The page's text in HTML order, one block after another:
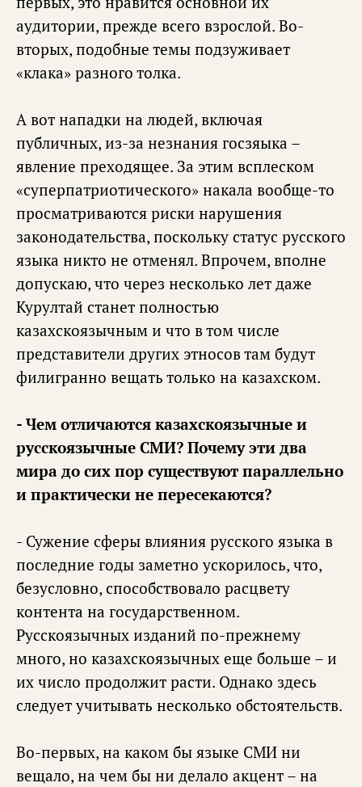
аудитории, прежде всего взрослой. Во-
вторых, подобные темы подзуживает
«клака» разного толка.
А вот нападки на людей, включая
публичных, из-за незнания госзяыка –
явление преходящее. За этим всплеском
«суперпатриотического» накала вообще-то
просматриваются риски нарушения
законодательства, поскольку статус русского
языка никто не отменял. Впрочем, вполне
допускаю, что через несколько лет даже
Курултай станет полностью
казахскоязычным и что в том числе
представители других этносов там будут
филигранно вещать только на казахском.
- Чем отличаются казахскоязычные и
русскоязычные СМИ? Почему эти два
мира до сих пор существуют параллельно
и практически не пересекаются?
- Сужение сферы влияния русского языка в
последние годы заметно ускорилось, что,
безусловно, способствовало расцвету
контента на государственном.
Русскоязычных изданий по-прежнему
много, но казахскоязычных еще больше – и
их число продолжит расти. Однако здесь
следует учитывать несколько обстоятельств.
Во-первых, на каком бы языке СМИ ни
вещало, на чем бы ни делало акцент – на